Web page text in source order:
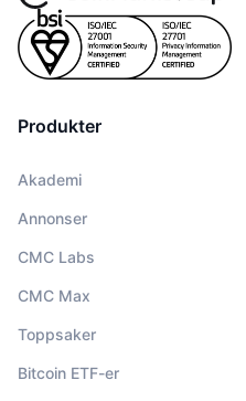
Produkter
Akademi
Annonser
CMC Labs
CMC Max
Toppsaker
Bitcoin ETF-er